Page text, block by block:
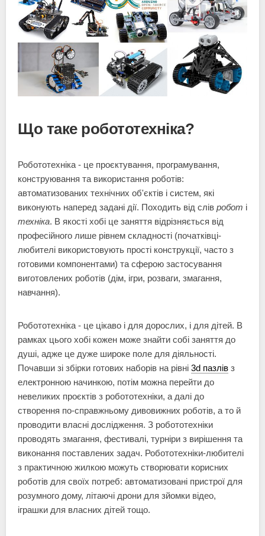
Що таке робототехніка?
Робототехніка - це проєктування, програмування,
конструювання та використання роботів:
автоматизованих технічних об'єктів і систем, які
виконують наперед задані дії. Походить від слів робот і
техніка. В якості хобі це заняття відрізняється від
професійного лише рівнем складності (початківці-
любителі використовують прості конструкції, часто з
готовими компонентами) та сферою застосування
виготовлених роботів (дім, ігри, розваги, змагання,
навчання).
Робототехніка - це цікаво і для дорослих, і для дітей. В
рамках цього хобі кожен може знайти собі заняття до
душі, адже це дуже широке поле для діяльності.
Почавши зі збірки готових наборів на рівні 3d пазлів з
електронною начинкою, потім можна перейти до
невеликих проєктів з робототехніки, а далі до
створення по-справжньому дивовижних роботів, а то й
проводити власні дослідження. З робототехніки
проводять змагання, фестивалі, турніри з вирішення та
виконання поставлених задач. Робототехніки-любителі
з практичною жилкою можуть створювати корисних
роботів для своїх потреб: автоматизовані пристрої для
розумного дому, літаючі дрони для зйомки відео,
іграшки для власних дітей тощо.